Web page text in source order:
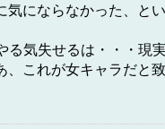
気にならなかった、と
る気失せるは・・・現
これが女キャラだと